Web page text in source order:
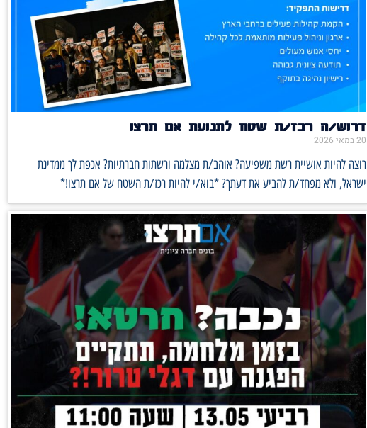
דרוש/ה רכז/ת שטח לתנועת אם תרצו
20 במאי 2026
רוצה להיות אושיית רשת משפיעה? אוהב/ת מצלמה ורשתות חברתיות? אכפת לך ממדינת
ישראל, ולא מפחד/ת להביע את דעתך? *בוא/י להיות רכז/ת השטח של אם תרצו!*